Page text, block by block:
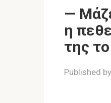
—
η
της
Published